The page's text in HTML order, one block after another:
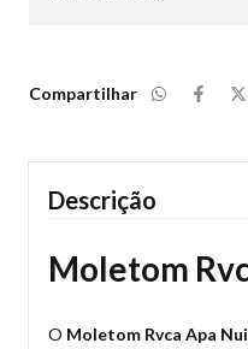
Compartilhar
Descrição
Moletom
O Moletom Rvca Apa Nui